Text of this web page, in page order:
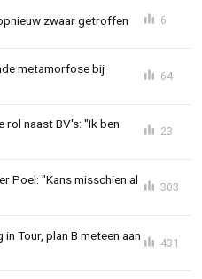
zwaar getroffen 6
metamorfose bij
64
rol naast BV's: "Ik ben
23
Poel: "Kans misschien al
303
Tour, plan B meteen aan
431